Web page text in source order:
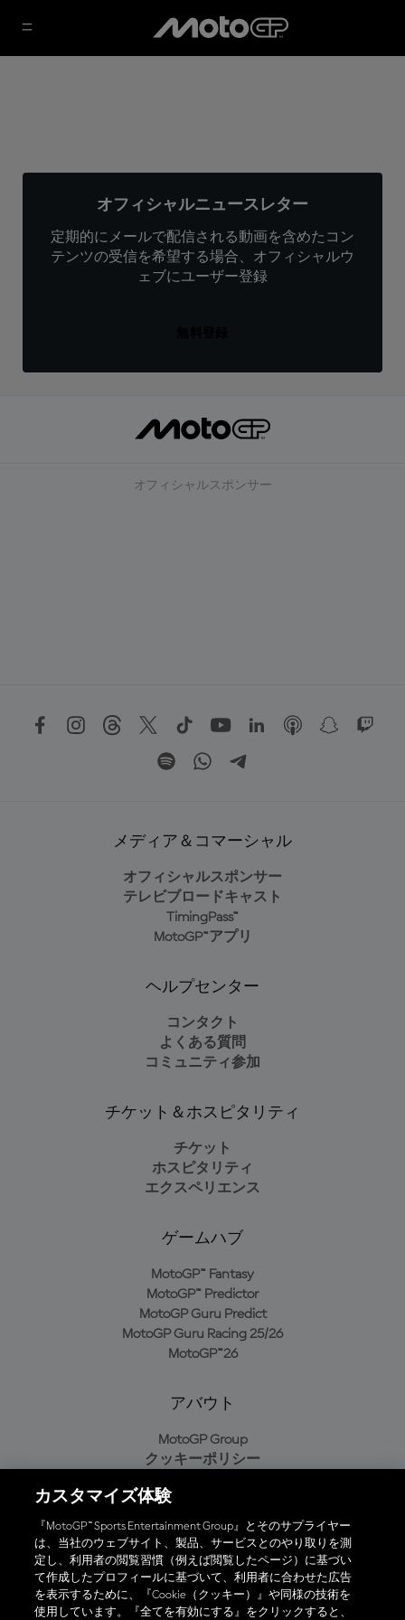
オフィシャルニュースレター
定期的にメールで配信される動画を含めたコン
テンツの受信を希望する場合、オフィシャルウ
ェブにユーザー登録
オフィシャルスポンサー
メディア＆コマーシャル
オフィシャルスポンサー
テレビブロードキャスト
TimingPass™
MotoGP™アプリ
ヘルプセンター
コンタクト
よくある質問
コミュニティ参加
チケット＆ホスピタリティ
チケット
ホスピタリティ
エクスペリエンス
ゲームハブ
MotoGP™ Fantasy
MotoGP™ Predictor
MotoGP Guru Predict
MotoGP Guru Racing 25/26
MotoGP™26
アバウト
MotoGP Group
クッキーポリシー
プライバシーポリシー
購入ポリシー
オフィシャルアプリ
カスタマイズ体験
『MotoGP™ Sports Entertainment Group』とそのサプライヤー
は、当社のウェブサイト、製品、サービスとのやり取りを測
定し、利用者の閲覧習慣（例えば閲覧したページ）に基づい
て作成したプロフィールに基づいて、利用者に合わせた広告
を表示するために、『Cookie（クッキー）』や同様の技術を
使用しています。『全てを有効にする』をクリックすると、